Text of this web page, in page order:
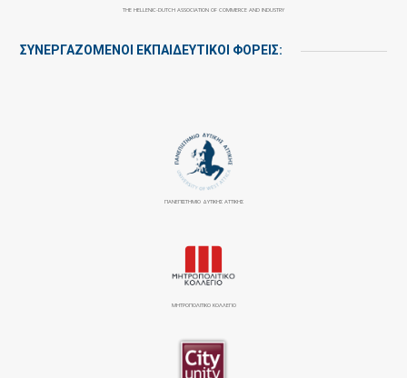
THE HELLENIC-DUTCH ASSOCIATION OF COMMERCE AND INDUSTRY
ΣΥΝΕΡΓΑΖΌΜΕΝΟΙ ΕΚΠΑΙΔΕΥΤΙΚΟΊ ΦΟΡΕΊΣ:
ΠΑΝΕΠΙΣΤΉΜΙΟ ΔΥΤΙΚΉΣ ΑΤΤΙΚΉΣ
ΜΗΤΡΟΠΟΛΙΤΙΚΟ ΚΟΛΛΕΓΙΟ